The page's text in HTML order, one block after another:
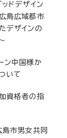
ドデザイン
島広域都市
デザインの
ン中国様か
いて
資格者の指
市男女共同